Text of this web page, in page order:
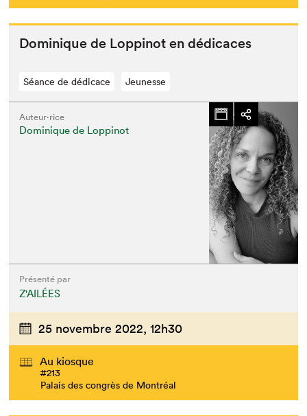
Dominique de Lop­pinot en dédicaces
Séance de dédicace Jeunesse
Auteur·rice
Dominique de Loppinot
Présenté par
Z'AILÉES
25 novembre 2022, 12h30
Au kiosque
#213
Palais des congrès de Montréal